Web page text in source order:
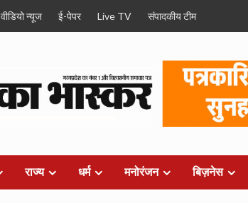
वीडियो न्यूज ई-पेपर Live TV संपादकीय टीम
राज्य धर्म मनोरंजन बिज़नेस